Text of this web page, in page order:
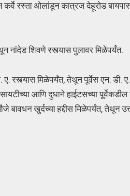
रस्ता ओलांडून कात्रज देहूरोड
नांदेड शिवणे रस्त्यास पुलावर मिळेपर्यंत.
रस्त्यास मिळेपर्यंत, तेथून पूर्वेस एन. डी.
आणि दुधाने हाईटसच्या पूर्वेकडील
बावधन खुर्दच्या हद्दीस मिळेपर्यंत, तेथून